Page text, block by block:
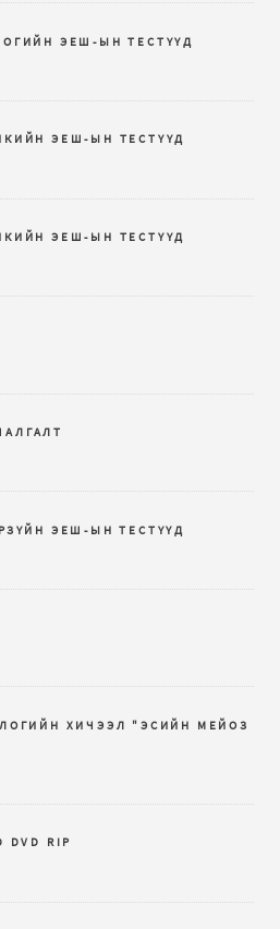
ЭЕШ-ЫН ТЕСТҮҮД
ЭЕШ-ЫН ТЕСТҮҮД
ЭЕШ-ЫН ТЕСТҮҮД
ЭЕШ-ЫН ТЕСТҮҮД
ХИЧЭЭЛ "ЭСИЙН МЕЙОЗ
DVD RIP